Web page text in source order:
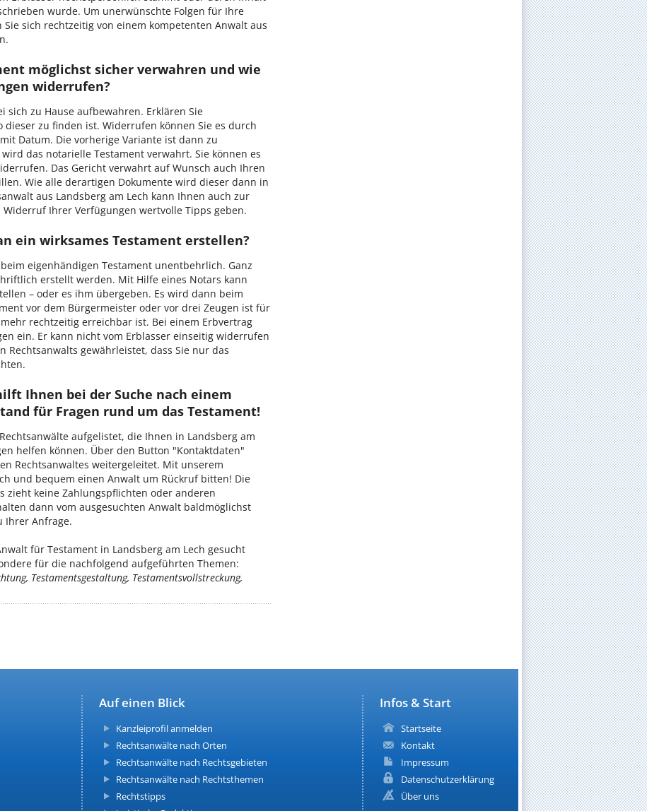
wurde. Um unerwünschte Folgen für Ihre
sich rechtzeitig von einem kompetenten Anwalt aus
möglichst sicher verwahren und wie
widerrufen?
sich zu Hause aufbewahren. Erklären Sie
zu finden ist. Widerrufen können Sie es durch
Datum. Die vorherige Variante ist dann zu
das notarielle Testament verwahrt. Sie können es
Das Gericht verwahrt auf Wunsch auch Ihren
Wie alle derartigen Dokumente wird dieser dann in
aus Landsberg am Lech kann Ihnen auch zur
Ihrer Verfügungen wertvolle Tipps geben.
ein wirksames Testament erstellen?
eigenhändigen Testament unentbehrlich. Ganz
erstellt werden. Mit Hilfe eines Notars kann
– oder es ihm übergeben. Es wird dann beim
vor dem Bürgermeister oder vor drei Zeugen ist für
rechtzeitig erreichbar ist. Bei einem Erbvertrag
ein. Er kann nicht vom Erblasser einseitig widerrufen
Rechtsanwalts gewährleistet, dass Sie nur das
Ihnen bei der Suche nach einem
für Fragen rund um das Testament!
aufgelistet, die Ihnen in Landsberg am
helfen können. Über den Button "Kontaktdaten"
Rechtsanwaltes weitergeleitet. Mit unserem
und bequem einen Anwalt um Rückruf bitten! Die
zieht keine Zahlungspflichten oder anderen
dann vom ausgesuchten Anwalt baldmöglichst
Ihrer Anfrage.
für Testament in Landsberg am Lech gesucht
für die nachfolgend aufgeführten Themen:
Testamentsgestaltung, Testamentsvollstreckung,
Infos & Start
Startseite
Kontakt
Impressum
Datenschutzerklärung
Über uns
Auf einen Blick
Kanzleiprofil anmelden
Rechtsanwälte nach Orten
Rechtsanwälte nach Rechtsgebieten
Rechtsanwälte nach Rechtsthemen
Rechtstipps